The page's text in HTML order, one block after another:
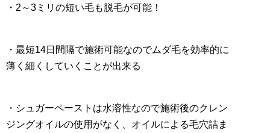
・2～3ミリの短い毛も脱毛が可能！
・最短14日間隔で施術可能なのでムダ毛を効率的に
薄く細くしていくことが出来る
・シュガーペーストは水溶性なので施術後のクレン
ジングオイルの使用がなく、オイルによる毛穴詰ま